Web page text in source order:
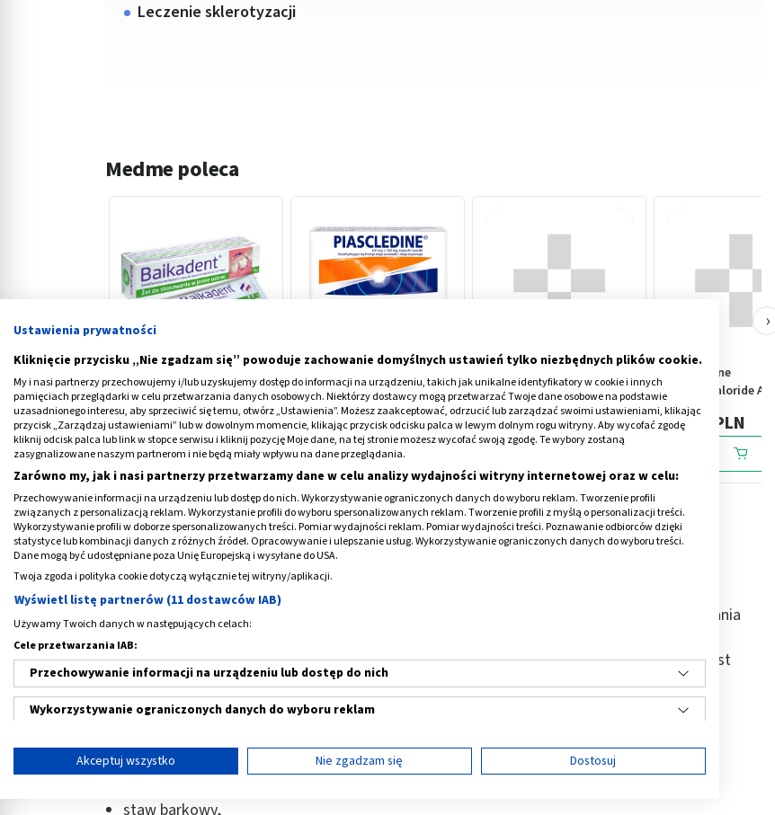
Leczenie sklerotyzacji
Medme poleca
do stosowania w jamie
ustnej, 15 g
18,29 PLN
mg, kapsułki twarde, 30
szt.
74,69 PLN
30 szt
25,69 PLN
Betahistine
dihydrochloride
mg, tabletki, 60 szt.
29,19 PLN
›
Co to jest sklerotyzacja?
Sklerotyzacjato jeden z licznych procesów zachodzących w przebiegu
zwyrodnieniowej stawów
(ChZS) - groźnego schorzenia rozwijającego się wskutek zachwiania
równowagi między mechanizmami degradacji i naprawy tkanek chrzęstnych i kostnych,
prowadzącego do postępującego upośledzenia sprawności ruchowej. Istotą sklerotyzacji jest
zwiększenie gęstości oraz patologiczne stwardnienie podchrzęstnej tkanki kostnej.
Tego typu procesy zachodzą w miejscu szczególnego obciążenia kości, takich jak:
strop panewek stawu biodrowego,
staw barkowy,
Ustawienia prywatności
Kliknięcie przycisku „Nie zgadzam się” powoduje zachowanie domyślnych ustawień tylko niezbędnych plików cookie.
My i nasi partnerzy przechowujemy i/lub uzyskujemy dostęp do informacji na urządzeniu, takich jak unikalne identyfikatory w cookie i innych
pamięciach przeglądarki w celu przetwarzania danych osobowych. Niektórzy dostawcy mogą przetwarzać Twoje dane osobowe na podstawie
uzasadnionego interesu, aby sprzeciwić się temu, otwórz „Ustawienia”. Możesz zaakceptować, odrzucić lub zarządzać swoimi ustawieniami, klikając
przycisk „Zarządzaj ustawieniami” lub w dowolnym momencie, klikając przycisk odcisku palca w lewym dolnym rogu witryny. Aby wycofać zgodę
kliknij odcisk palca lub link w stopce serwisu i kliknij pozycję Moje dane, na tej stronie możesz wycofać swoją zgodę. Te wybory zostaną
zasygnalizowane naszym partnerom i nie będą miały wpływu na dane przeglądania.
Zarówno my, jak i nasi partnerzy przetwarzamy dane w celu analizy wydajności witryny internetowej oraz w celu:
Przechowywanie informacji na urządzeniu lub dostęp do nich. Wykorzystywanie ograniczonych danych do wyboru reklam. Tworzenie profili
związanych z personalizacją reklam. Wykorzystanie profili do wyboru spersonalizowanych reklam. Tworzenie profili z myślą o personalizacji treści.
Wykorzystywanie profili w doborze spersonalizowanych treści. Pomiar wydajności reklam. Pomiar wydajności treści. Poznawanie odbiorców dzięki
statystyce lub kombinacji danych z różnych źródeł. Opracowywanie i ulepszanie usług. Wykorzystywanie ograniczonych danych do wyboru treści.
Dane mogą być udostępniane poza Unię Europejską i wysyłane do USA.
Twoja zgoda i polityka cookie dotyczą wyłącznie tej witryny/aplikacji.
Wyświetl listę partnerów (11 dostawców IAB)
Używamy Twoich danych w następujących celach:
Cele przetwarzania IAB:
Przechowywanie informacji na urządzeniu lub dostęp do nich
Wykorzystywanie ograniczonych danych do wyboru reklam
Tworzenie profili w celu spersonalizowanych reklam
Akceptuj wszystko Nie zgadzam się Dostosuj